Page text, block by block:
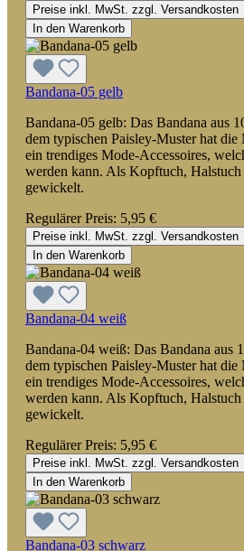
Preise inkl. MwSt. zzgl. Versandkosten
In den Warenkorb
Bandana-05 gelb
Bandana-05 gelb: Das Bandana aus
dem typischen Paisley-Muster hat
ein trendiges Mode-Accessoires,
werden kann. Als Kopftuch,
gewickelt.
Regulärer Preis: 5,95 €
Preise inkl. MwSt. zzgl. Versandkosten
In den Warenkorb
Bandana-04 weiß
Bandana-04 weiß: Das Bandana aus
dem typischen Paisley-Muster hat
ein trendiges Mode-Accessoires,
werden kann. Als Kopftuch,
gewickelt.
Regulärer Preis: 5,95 €
Preise inkl. MwSt. zzgl. Versandkosten
In den Warenkorb
Bandana-03 schwarz